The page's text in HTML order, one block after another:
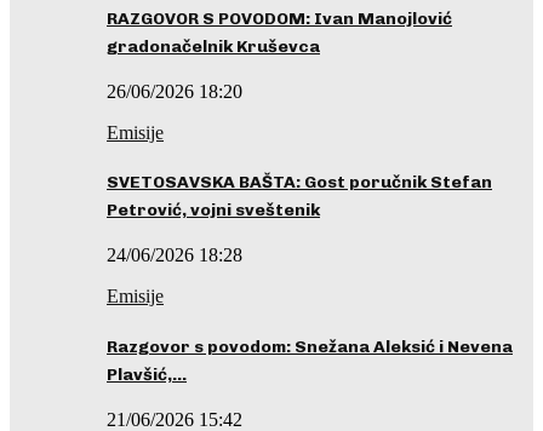
RAZGOVOR S POVODOM: Ivan Manojlović
gradonačelnik Kruševca
26/06/2026 18:20
Emisije
SVETOSAVSKA BAŠTA: Gost poručnik Stefan
Petrović, vojni sveštenik
24/06/2026 18:28
Emisije
Razgovor s povodom: Snežana Aleksić i Nevena
Plavšić,…
21/06/2026 15:42